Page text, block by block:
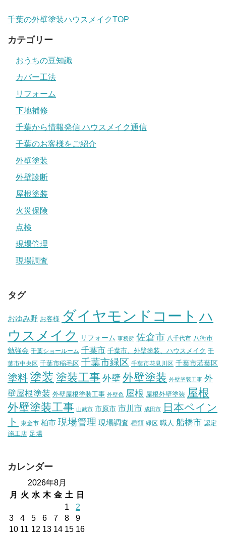
千葉の外壁塗装ハウスメイクTOP
カテゴリー
おうちの豆知識
カバー工法
リフォーム
下地補修
千葉から情報発信 ハウスメイク通信
千葉のお客様をご紹介
外壁塗装
外壁診断
屋根塗装
火災保険
点検
現場管理
現場調査
タグ
おゆみ野 お客様 ダイヤモンドコート ハ
ウスメイク
リフォーム 事務所 佐倉市 八千代市 八街市
勉強会 千葉ショールーム 千葉市 千葉市、外壁塗装、ハウスメイク 千
葉市中央区 千葉市稲毛区 千葉市緑区 千葉市花見川区 千葉市若葉区
塗料塗装 塗装工事 外壁 外壁塗装 外壁塗装工事 外
壁屋根塗装 外壁屋根塗装工事 外壁色 屋根 屋根外壁塗装 屋根
外壁塗装工事 山武市 市原市 市川市 成田市
日本ペイン
ト
東金市 柏市 現場管理 現場調査 種類 緑区 職人 船橋市 認定
施工店 足場
カレンダー
2026年8月
月
火 水 木 金 土
日
1
2
3
4 5 6 7 8
9
10 11 12 13 14 15 16